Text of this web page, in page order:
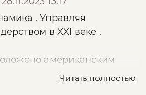
. Управляя
в XXI веке .
американским
Клэром У.
Читать полностью